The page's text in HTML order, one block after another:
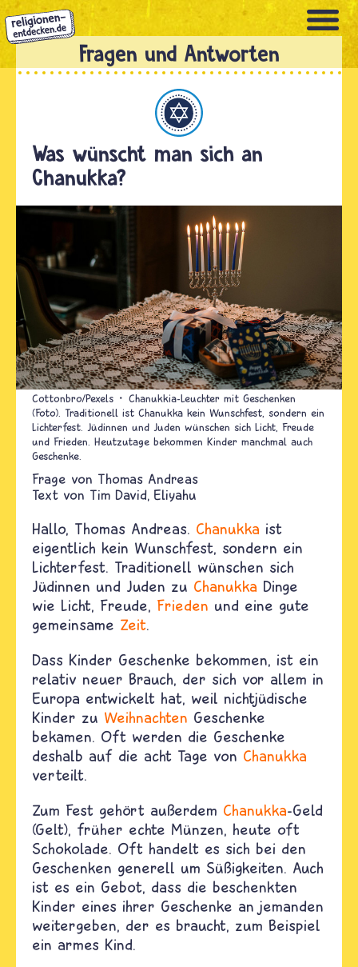
Direkt
zum
Inhalt
Was wünscht man sich an
Chanukka?
Cottonbro/Pexels
Chanukkia-Leuchter mit Geschenken
(Foto). Traditionell ist Chanukka kein Wunschfest, sondern ein
Lichterfest. Jüdinnen und Juden wünschen sich Licht, Freude
und Frieden. Heutzutage bekommen Kinder manchmal auch
Geschenke.
Thomas Andreas
Text von Tim David Eliyahu
Hallo, Thomas Andreas. Chanukka ist
eigentlich kein Wunschfest, sondern ein
Lichterfest. Traditionell wünschen sich
Jüdinnen und Juden zu Chanukka Dinge
wie Licht, Freude, Frieden und eine gute
gemeinsame Zeit.
Dass Kinder Geschenke bekommen, ist ein
relativ neuer Brauch, der sich vor allem in
Europa entwickelt hat, weil nichtjüdische
Kinder zu Weihnachten Geschenke
bekamen. Oft werden die Geschenke
deshalb auf die acht Tage von Chanukka
verteilt.
Zum Fest gehört außerdem Chanukka-Geld
(Gelt), früher echte Münzen, heute oft
Schokolade. Oft handelt es sich bei den
Geschenken generell um Süßigkeiten. Auch
ist es ein Gebot, dass die beschenkten
Kinder eines ihrer Geschenke an jemanden
weitergeben, der es braucht, zum Beispiel
ein armes Kind.